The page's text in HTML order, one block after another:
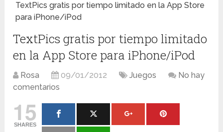
TextPics gratis por tiempo limitado en la App Store
para iPhone/iPod
TextPics gratis por tiempo limitado
en la App Store para iPhone/iPod
Rosa 09/01/2012 Juegos
No hay
comentarios
15
SHARES